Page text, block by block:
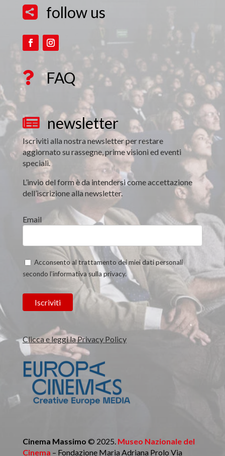
 follow us
 FAQ
 newsletter
Iscriviti alla nostra newsletter per restare
aggiornato su rassegne, prime visioni ed eventi
speciali.
L’invio del form è da intendersi come accettazione
dell’iscrizione alla newsletter.
Email
Acconsento al trattamento dei miei dati personali
secondo l’informativa sulla privacy.
Clicca e leggi la Privacy Policy
Cinema Massimo © 2025. Museo Nazionale del
Cinema – Fondazione Maria Adriana Prolo Via